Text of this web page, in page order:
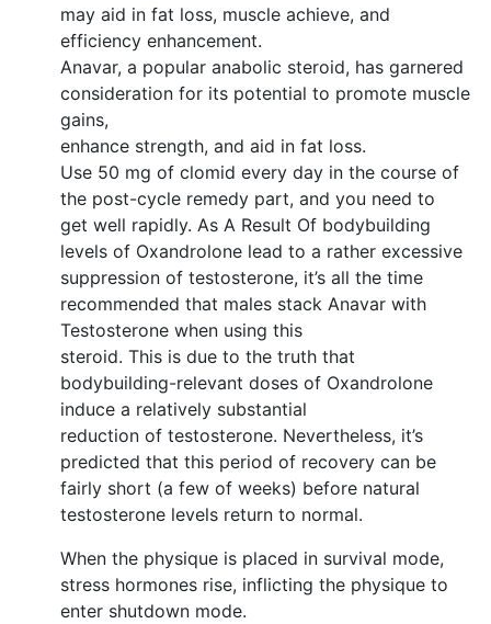
may aid in fat loss, muscle achieve, and
efficiency enhancement.
Anavar, a popular anabolic steroid, has garnered
consideration for its potential to promote muscle
gains,
enhance strength, and aid in fat loss.
Use 50 mg of clomid every day in the course of
the post-cycle remedy part, and you need to
get well rapidly. As A Result Of bodybuilding
levels of Oxandrolone lead to a rather excessive
suppression of testosterone, it’s all the time
recommended that males stack Anavar with
Testosterone when using this
steroid. This is due to the truth that
bodybuilding-relevant doses of Oxandrolone
induce a relatively substantial
reduction of testosterone. Nevertheless, it’s
predicted that this period of recovery can be
fairly short (a few of weeks) before natural
testosterone levels return to normal.
When the physique is placed in survival mode,
stress hormones rise, inflicting the physique to
enter shutdown mode.